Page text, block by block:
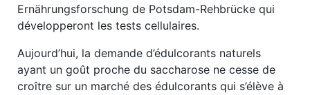
Ernährungsforschung de Potsdam-Rehbrücke qui
développeront les tests cellulaires.
Aujourd’hui, la demande d’édulcorants naturels
ayant un goût proche du saccharose ne cesse de
croître sur un marché des édulcorants qui s’élève à